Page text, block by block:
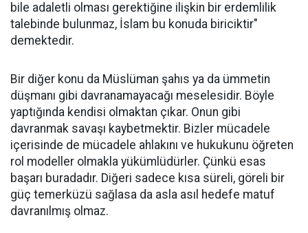
bile adaletli olması gerektiğine ilişkin bir erdemlilik
talebinde bulunmaz, İslam bu konuda biriciktir"
demektedir.
Bir diğer konu da Müslüman şahıs ya da ümmetin
düşmanı gibi davranamayacağı meselesidir. Böyle
yaptığında kendisi olmaktan çıkar. Onun gibi
davranmak savaşı kaybetmektir. Bizler mücadele
içerisinde de mücadele ahlakını ve hukukunu öğreten
rol modeller olmakla yükümlüdürler. Çünkü esas
başarı buradadır. Diğeri sadece kısa süreli, göreli bir
güç temerküzü sağlasa da asla asıl hedefe matuf
davranılmış olmaz.